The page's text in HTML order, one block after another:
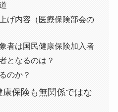
げ内容（医療保険部会の
者は国民健康保険加入者
となるのは？
のか？
保険も無関係ではな